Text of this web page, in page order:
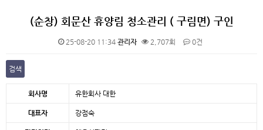
(순창) 회문산 휴양림 청소관리 ( 구림면) 구인
25-08-20 11:34 관리자 2,707회 0건
검색
회사명 유한회사 대한
대표자 강점숙